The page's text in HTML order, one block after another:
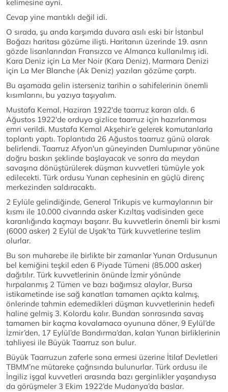
kelimesine ayni.
Cevap yine mantıklı değil idi.
O sırada, şu anda karşımda duvara asılı eski bir İstanbul
Boğazı haritası gözüme ilişti. Haritanın üzerinde 19. asrın
gözde lisanlarından Fransızca ve Almanca kullanılmış idi.
Kara Deniz için La Mer Noir (Kara Deniz), Marmara Denizi
için La Mer Blanche (Ak Deniz) yazıları gözüme çarptı.
Bu aşamada gelin isterseniz tarihin o sahifelerinin önemli
kısımlarını, bu yazıya taşıyalım.
Mustafa Kemal, Haziran 1922'de taarruz kararı aldı. 6
Ağustos 1922'de orduya gizlice taarruz için hazırlanması
emri verildi. Mustafa Kemal Akşehir’e gelerek komutanlarla
toplantı yaptı. Toplantıda 26 Ağustos taarruz günü olarak
belirlendi. Taarruz Afyon'un güneyinden Dumlupınar yönüne
doğru baskın şeklinde başlayacak ve sonra da meydan
savaşına dönüştürülerek düşman kuvvetleri tümüyle yok
edilecekti. Türk ordusu Yunan cephesinin en güçlü direnç
merkezinden saldıracaktı.
2 Eylüle gelindiğinde, General Trikupis ve kurmaylarının bir
kısmı ile 10.000 civarında asker Kızıltaş vadisinden gece
karanlığında kaçmayı başarır. Bu kuvvetlerin önemli bir kısmi
(6000 asker) 2 Eylül de Uşak’ta Türk kuvvetlerine teslim
olurlar.
Bu son muharebe ile birlikte bir zamanlar Yunan Ordusunun
bel kemiğini teşkil eden 6 Piyade Tümeni (85.000 asker)
dağıtılır. Türk kuvvetlerinin önünde İzmir yönünde
hırpalanmış 2 Tümen ve bazı bağımsız alaylar, Bursa
istikametinde ise sağ kanatları tamamen açıkta kalmış,
önlerinde tahmin edemedikleri düşman kuvvetlerinin hedefi
haline gelmiş 3. Kolordu kalır. Bundan sonrasında savaş
tamamen bir kaçma kovalamaca oyununa döner, 9 Eylül’de
İzmir’den, 17 Eylül’de Bandırma’dan, kalan Yunan birliklerinin
tahliyesi ile Büyük Taarruz son bulur.
Büyük Taarruzun zaferle sona ermesi üzerine İtilaf Devletleri
TBMM’ne mütareke çağrısında bulunurlar. Türk ordusu ile
İngiliz işgal kuvvetleri arasında bazı gerginlikler yaşandıysa
da görüşmeler 3 Ekim 1922’de Mudanya’da baslar.